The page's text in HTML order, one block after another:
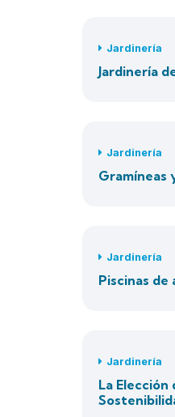
Jardinería
Jardinería
Jardinería
Gramíneas
Jardinería
Piscinas de
Jardinería
La